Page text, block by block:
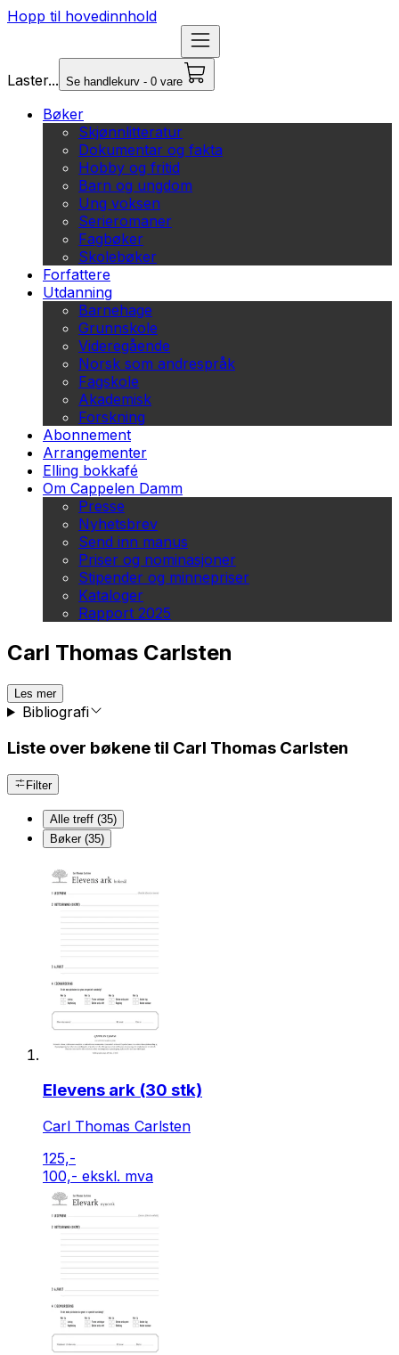
Hopp til hovedinnhold
Laster... Se handlekurv - 0 vare
Bøker
Skjønnlitteratur
Dokumentar og fakta
Hobby og fritid
Barn og ungdom
Ung voksen
Serieromaner
Fagbøker
Skolebøker
Forfattere
Utdanning
Barnehage
Grunnskole
Videregående
Norsk som andrespråk
Fagskole
Akademisk
Forskning
Abonnement
Arrangementer
Elling bokkafé
Om Cappelen Damm
Presse
Nyhetsbrev
Send inn manus
Priser og nominasjoner
Stipender og minnepriser
Kataloger
Rapport 2025
Carl Thomas Carlsten
Les mer
Bibliografi
Liste over bøkene til Carl Thomas Carlsten
Filter
Alle treff (35)
Bøker (35)
Elevens ark (30 stk)
Carl Thomas Carlsten
125,-
100,- ekskl. mva